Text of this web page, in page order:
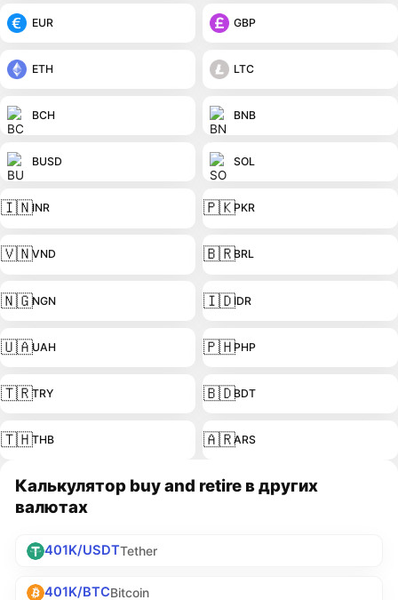
EUR GBP
ETH LTC
BCH BNB
BUSD SOL
🇮🇳INR 🇵🇰PKR
🇻🇳VND 🇧🇷BRL
🇳🇬NGN 🇮🇩IDR
🇺🇦UAH 🇵🇭PHP
🇹🇷TRY 🇧🇩BDT
🇹🇭THB 🇦🇷ARS
Калькулятор buy and retire в других
валютах
401K/USDTTether
401K/BTCBitcoin